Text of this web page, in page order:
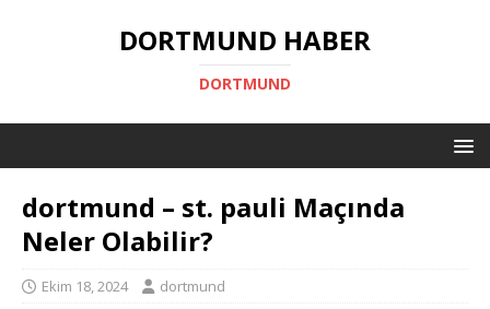
DORTMUND HABER
DORTMUND
dortmund – st. pauli Maçında
Neler Olabilir?
Ekim 18, 2024 dortmund